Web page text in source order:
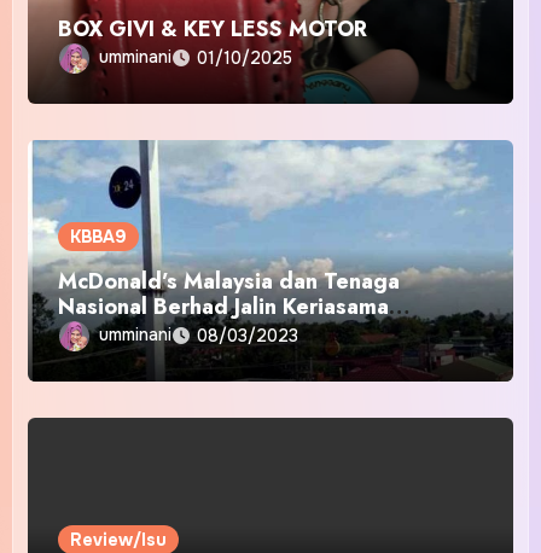
BOX GIVI & KEY LESS MOTOR
umminani 01/10/2025
KBBA9
McDonald’s Malaysia dan Tenaga
Nasional Berhad Jalin Keriasama
Strategik Kurangkan Jejak Karbon
melalui Tenaga Boleh Diperbaharui
umminani 08/03/2023
Review/Isu